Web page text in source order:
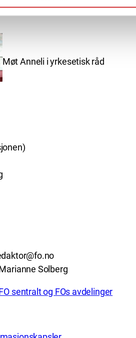
Drammen?
Møt Anneli i yrkesetisk råd
Solberg
sentralt og FOs avdelinger